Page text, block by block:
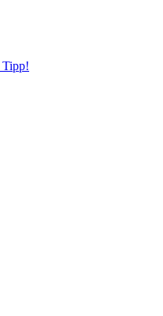
Tipp!